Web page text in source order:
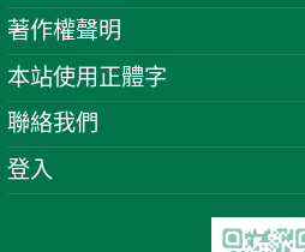
著作權聲明
本站使用正體字
聯絡我們
登入